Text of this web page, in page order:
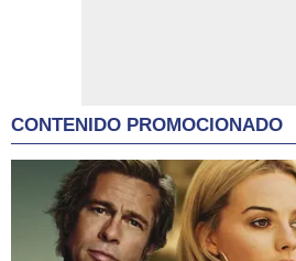
CONTENIDO PROMOCIONADO